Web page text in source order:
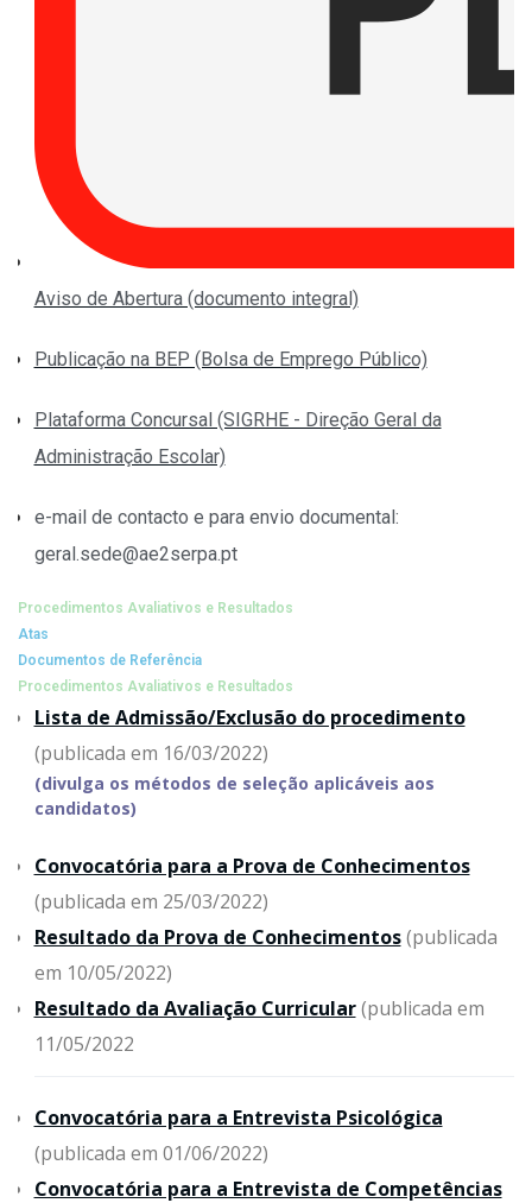
Aviso de Abertura (documento integral)
Publicação na BEP (Bolsa de Emprego Público)
Plataforma Concursal (SIGRHE - Direção Geral da
Administração Escolar)
e-mail de contacto e para envio documental:
geral.sede@ae2serpa.pt
Procedimentos Avaliativos e Resultados
Atas
Documentos de Referência
Procedimentos Avaliativos e Resultados
Lista de Admissão/Exclusão do procedimento
(publicada em 16/03/2022)
(divulga os métodos de seleção aplicáveis aos
candidatos)
Convocatória para a Prova de Conhecimentos
(publicada em 25/03/2022)
Resultado da Prova de Conhecimentos(publicada
em 10/05/2022)
Resultado da Avaliação Curricular(publicada em
11/05/2022
Convocatória para a Entrevista Psicológica
(publicada em 01/06/2022)
Convocatória para a Entrevista de Competências